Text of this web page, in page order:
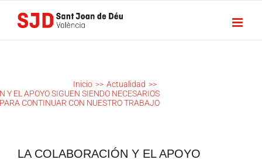
Saltar
contenido
Inicio >> Actualidad >>
Y EL APOYO SIGUEN SIENDO NECESARIOS
PARA CONTINUAR CON NUESTRO TRABAJO
LA COLABORACIÓN Y EL APOYO